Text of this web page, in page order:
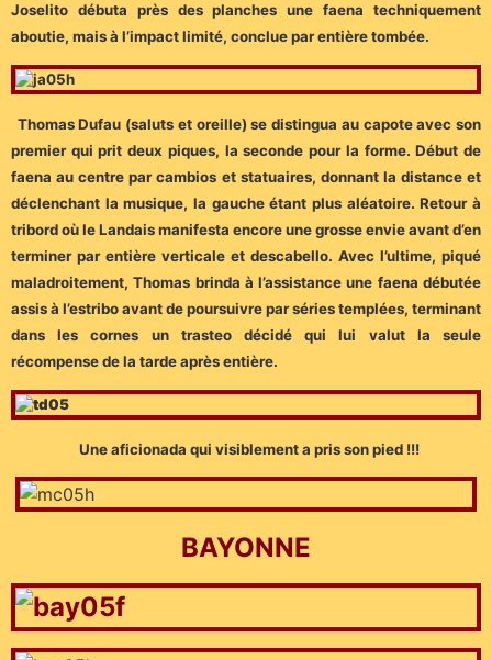
Joselito débuta près des planches une faena techniquement
aboutie, mais à l’impact limité, conclue par entière tombée.
Thomas Dufau (saluts et oreille) se distingua au capote avec son
premier qui prit deux piques, la seconde pour la forme. Début de
faena au centre par cambios et statuaires, donnant la distance et
déclenchant la musique, la gauche étant plus aléatoire. Retour à
tribord où le Landais manifesta encore une grosse envie avant d’en
terminer par entière verticale et descabello. Avec l’ultime, piqué
maladroitement, Thomas brinda à l’assistance une faena débutée
assis à l’estribo avant de poursuivre par séries templées, terminant
dans les cornes un trasteo décidé qui lui valut la seule
récompense de la tarde après entière.
Une aficionada qui visiblement a pris son pied !!!
BAYONNE